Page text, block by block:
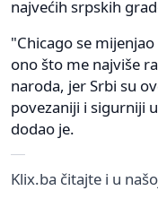
najvećih srpskih
"Chicago se
ono što me najviše
naroda, jer Srbi su
povezaniji i sigurniji
dodao je.
Klix.ba čitajte i u